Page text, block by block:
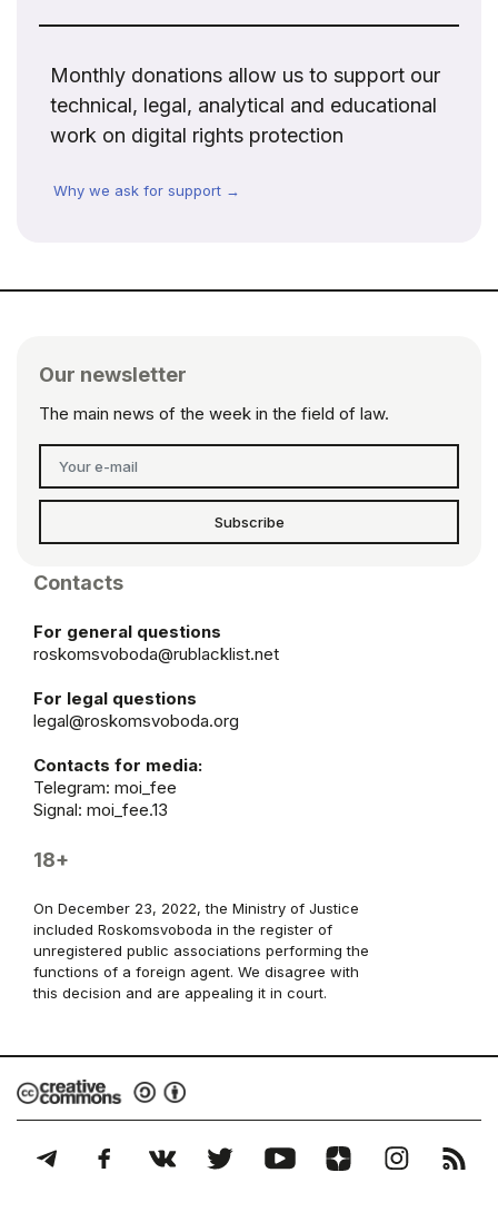
Monthly donations allow us to support our
technical, legal, analytical and educational
work on digital rights protection
Why we ask for support →
Our newsletter
The main news of the week in the field of law.
Subscribe
Contacts
For general questions
roskomsvoboda@rublacklist.net
For legal questions
legal@roskomsvoboda.org
Contacts for media:
Telegram: moi_fee
Signal: moi_fee.13
18+
On December 23, 2022, the Ministry of Justice
included Roskomsvoboda in the register of
unregistered public associations performing the
functions of a foreign agent. We disagree with
this decision and are appealing it in court.